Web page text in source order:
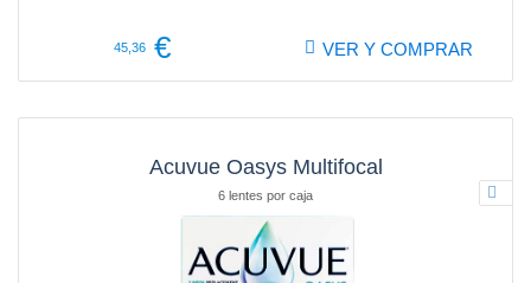
45,36 € VER Y COMPRAR
Acuvue Oasys Multifocal
6 lentes por caja